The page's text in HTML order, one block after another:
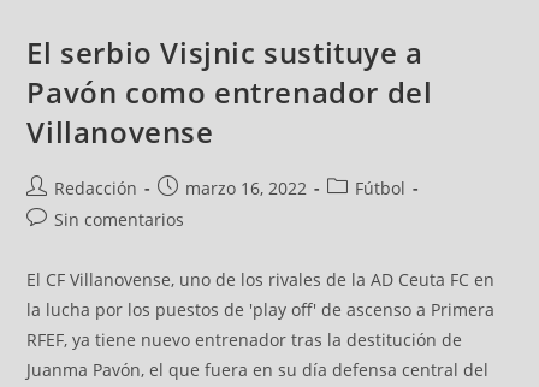
El serbio Visjnic sustituye a
Pavón como entrenador del
Villanovense
Redacción marzo 16, 2022
Fútbol
Sin comentarios
El CF Villanovense, uno de los rivales de la AD Ceuta FC en
la lucha por los puestos de 'play off' de ascenso a Primera
RFEF, ya tiene nuevo entrenador tras la destitución de
Juanma Pavón, el que fuera en su día defensa central del